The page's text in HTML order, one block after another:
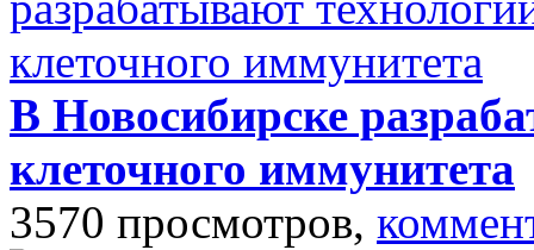
В Новосибирске
клеточного иммунитета
3570 просмотров,